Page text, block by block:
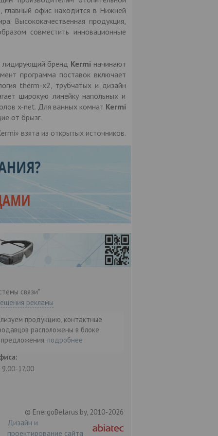
главный офис находится в Нижней
Высококачественная продукция,
совместить инновационные
лидирующий бренд Kermi начинают
программа поставок включает
therm-x2, трубчатых и дизайн
широкую линейку напольных и
x-net. Для ванных комнат Kermi
от брызг.
взята из открытых источников.
связи"
рекламы
продукцию, контактные
расположены в блоке
подробнее
9.00-17.00
© EnergoBelarus.by, 2010-2026
Дизайн и
проектирование сайта